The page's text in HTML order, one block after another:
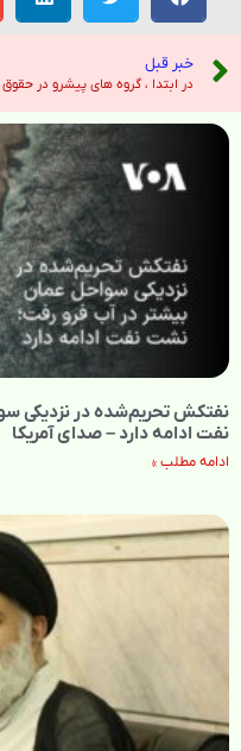
خبر قبل
نفتکش تحریم‌شده در نزدیکی
نفت ادامه دارد – صدای آمریکا
ادامه مطلب »